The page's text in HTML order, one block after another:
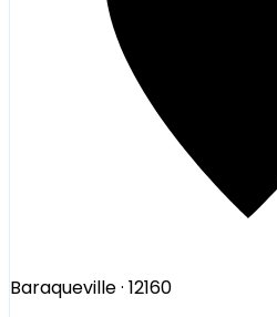
Baraqueville· 12160